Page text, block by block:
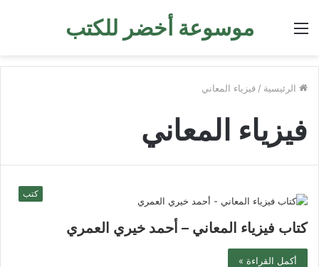
موسوعة أخضر للكتب القائمة
الرئيسية / فيزياء المعاني
فيزياء المعاني
كتب
كتاب فيزياء المعاني – أحمد خيري العمري
أكمل القراءة »